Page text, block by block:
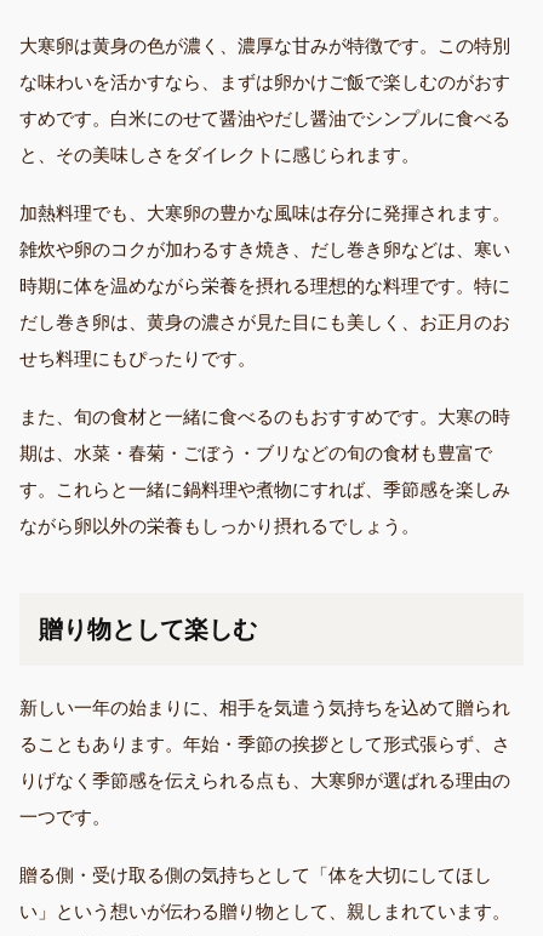
大寒卵は黄身の色が濃く、濃厚な甘みが特徴です。この特別
な味わいを活かすなら、まずは卵かけご飯で楽しむのがおす
すめです。白米にのせて醤油やだし醤油でシンプルに食べる
と、その美味しさをダイレクトに感じられます。
加熱料理でも、大寒卵の豊かな風味は存分に発揮されます。
雑炊や卵のコクが加わるすき焼き、だし巻き卵などは、寒い
時期に体を温めながら栄養を摂れる理想的な料理です。特に
だし巻き卵は、黄身の濃さが見た目にも美しく、お正月のお
せち料理にもぴったりです。
また、旬の食材と一緒に食べるのもおすすめです。大寒の時
期は、水菜・春菊・ごぼう・ブリなどの旬の食材も豊富で
す。これらと一緒に鍋料理や煮物にすれば、季節感を楽しみ
ながら卵以外の栄養もしっかり摂れるでしょう。
贈り物として楽しむ
新しい一年の始まりに、相手を気遣う気持ちを込めて贈られ
ることもあります。年始・季節の挨拶として形式張らず、さ
りげなく季節感を伝えられる点も、大寒卵が選ばれる理由の
一つです。
贈る側・受け取る側の気持ちとして「体を大切にしてほし
い」という想いが伝わる贈り物として、親しまれています。